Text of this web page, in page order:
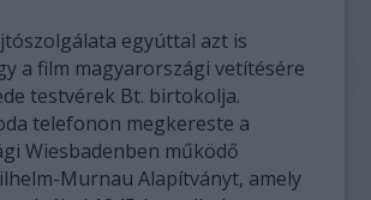
egyúttal azt is
a film magyarországi vetítésére
testvérek Bt. birtokolja.
telefonon megkereste a
Wiesbadenben működő
Murnau Alapítványt, amely